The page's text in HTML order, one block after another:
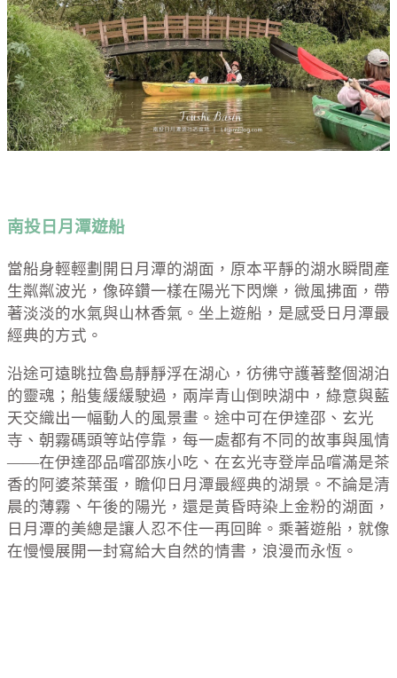
南投日月潭遊船
當船身輕輕劃開日月潭的湖面，原本平靜的湖水瞬間產
生粼粼波光，像碎鑽一樣在陽光下閃爍，微風拂面，帶
著淡淡的水氣與山林香氣。坐上遊船，是感受日月潭最
經典的方式。
沿途可遠眺拉魯島靜靜浮在湖心，彷彿守護著整個湖泊
的靈魂；船隻緩緩駛過，兩岸青山倒映湖中，綠意與藍
天交織出一幅動人的風景畫。途中可在伊達邵、玄光
寺、朝霧碼頭等站停靠，每一處都有不同的故事與風情
——在伊達邵品嚐邵族小吃、在玄光寺登岸品嚐滿是茶
香的阿婆茶葉蛋，瞻仰日月潭最經典的湖景。不論是清
晨的薄霧、午後的陽光，還是黃昏時染上金粉的湖面，
日月潭的美總是讓人忍不住一再回眸。乘著遊船，就像
在慢慢展開一封寫給大自然的情書，浪漫而永恆。